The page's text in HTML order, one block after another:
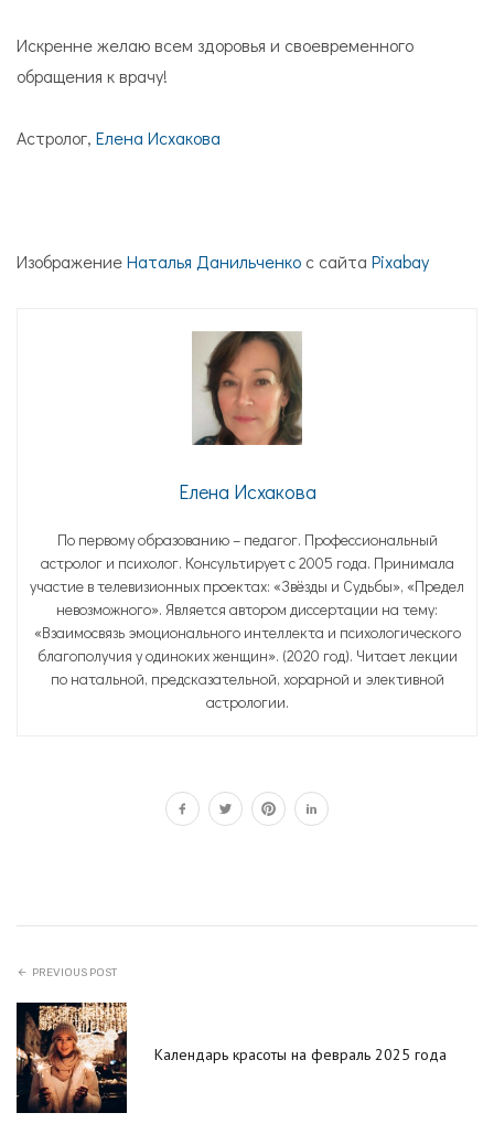
Искренне желаю всем здоровья и своевременного
обращения к врачу!
Астролог, Елена Исхакова
ИзображениеНаталья Данильченко с сайта Pixabay
Елена Исхакова
По первому образованию – педагог. Профессиональный
астролог и психолог. Консультирует с 2005 года. Принимала
участие в телевизионных проектах: «Звёзды и Судьбы», «Предел
невозможного». Является автором диссертации на тему:
«Взаимосвязь эмоционального интеллекта и психологического
благополучия у одиноких женщин». (2020 год). Читает лекции
по натальной, предсказательной, хорарной и элективной
астрологии.
PREVIOUS POST
Календарь красоты на февраль 2025 года